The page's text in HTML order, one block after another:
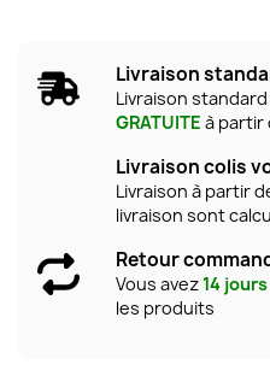
Livraison
Livraison standard
GRATUITE à partir
Livraison colis
Livraison à partir
livraison sont
Retour
Vous avez14 jours
les produits